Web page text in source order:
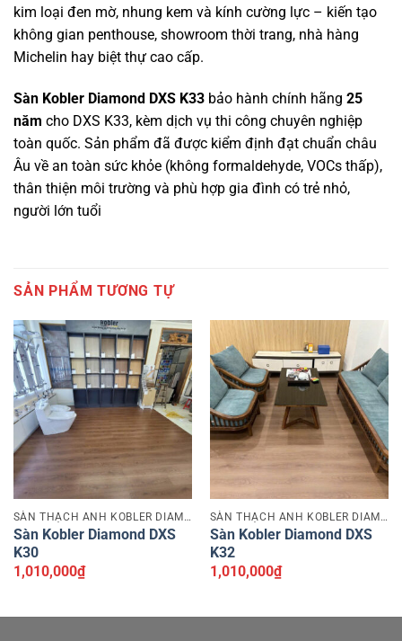
kim loại đen mờ, nhung kem và kính cường lực – kiến tạo
không gian penthouse, showroom thời trang, nhà hàng
Michelin hay biệt thự cao cấp.
Sàn Kobler Diamond DXS K33 bảo hành chính hãng 25
năm cho DXS K33, kèm dịch vụ thi công chuyên nghiệp
toàn quốc. Sản phẩm đã được kiểm định đạt chuẩn châu
Âu về an toàn sức khỏe (không formaldehyde, VOCs thấp),
thân thiện môi trường và phù hợp gia đình có trẻ nhỏ,
người lớn tuổi
SẢN PHẨM TƯƠNG TỰ
SÀN THẠCH ANH KOBLER DIAMOND
Sàn Kobler Diamond DXS
K30
1,010,000₫
SÀN THẠCH ANH KOBLER DIAMOND
Sàn Kobler Diamond DXS
K32
1,010,000₫